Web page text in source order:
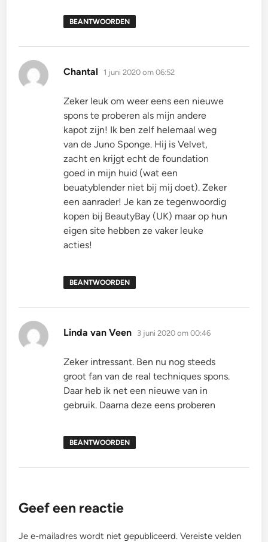
BEANTWOORDEN
Chantal schreef:
1 juni 2020 om 06:52
Zeker leuk om weer eens een nieuwe
spons te proberen als mijn andere
kapot zijn! Ik ben zelf helemaal weg
van de Juno Sponge. Hij is Velvet,
zacht en krijgt echt de foundation
goed in mijn huid (wat een
beuatyblender niet bij mij doet). Zeker
een aanrader! Je kan ze tegenwoordig
kopen bij BeautyBay (UK) maar op hun
eigen site hebben ze vaker leuke
acties!
BEANTWOORDEN
Linda van Veen schreef:
3 juni 2020 om 00:46
Zeker intressant. Ben nu nog steeds
groot fan van de real techniques spons.
Daar heb ik net een nieuwe van in
gebruik. Daarna deze eens proberen
BEANTWOORDEN
Geef een reactie
Je e-mailadres wordt niet gepubliceerd. Vereiste velden